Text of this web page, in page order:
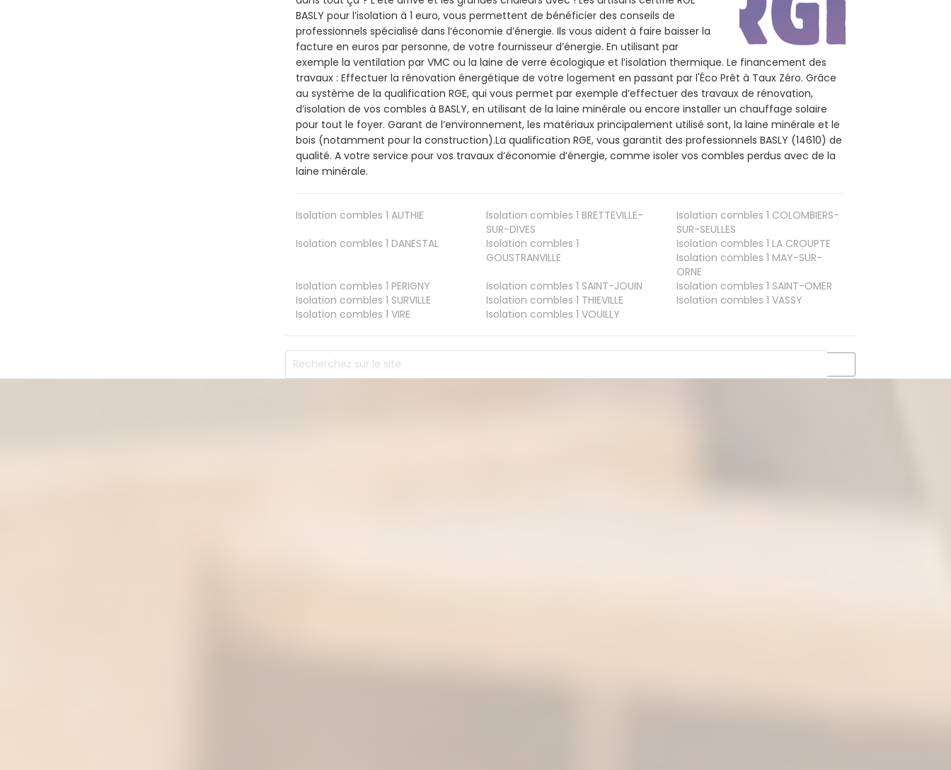
BASLY pour l’isolation à 1 euro, vous permettent de bénéficier des conseils de
professionnels spécialisé dans l’économie d’énergie. Ils vous aident à faire baisser la
facture en euros par personne, de votre fournisseur d’énergie. En utilisant par
exemple la ventilation par VMC ou la laine de verre écologique et l’isolation thermique. Le financement des
travaux : Effectuer la rénovation énergétique de votre logement en passant par l'Éco Prêt à Taux Zéro. Grâce
au système de la qualification RGE, qui vous permet par exemple d’effectuer des travaux de rénovation,
d’isolation de vos combles à BASLY, en utilisant de la laine minérale ou encore installer un chauffage solaire
pour tout le foyer. Garant de l’environnement, les matériaux principalement utilisé sont, la laine minérale et le
bois (notamment pour la construction).La qualification RGE, vous garantit des professionnels BASLY (14610) de
qualité. A votre service pour vos travaux d’économie d’énergie, comme isoler vos combles perdus avec de la
laine minérale.
Isolation combles 1 AUTHIE Isolation combles 1 BRETTEVILLE-
SUR-DIVES
Isolation combles 1 COLOMBIERS-
SUR-SEULLES
Isolation combles 1 DANESTAL
Isolation combles 1
GOUSTRANVILLE
Isolation combles 1 LA CROUPTE
Isolation combles 1 MAY-SUR-
ORNE
Isolation combles 1 PERIGNY Isolation combles 1 SAINT-JOUIN Isolation combles 1 SAINT-OMER
Isolation combles 1 SURVILLE Isolation combles 1 THIEVILLE Isolation combles 1 VASSY
Isolation combles 1 VIRE Isolation combles 1 VOUILLY